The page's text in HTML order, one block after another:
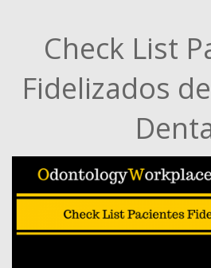
Check List
Fidelizados